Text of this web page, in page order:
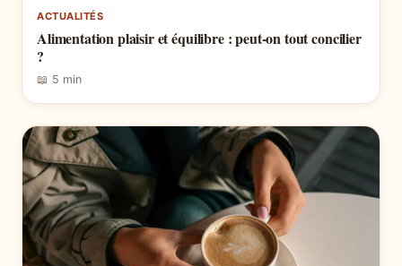
ACTUALITÉS
Alimentation plaisir et équilibre : peut-on tout concilier
?
📖 5 min